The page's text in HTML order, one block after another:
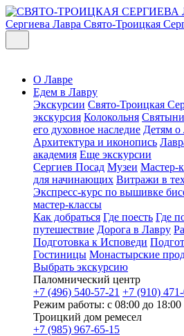
Сергиева Лавра Свято-Троицкая
О Лавре
Едем в Лавру
Экскурсии Свято-Троицкая
экскурсия Колокольня Святыни
его духовное наследие Детям о
Архитектура и иконопись
академия Еще экскурсии
Сергиев Посад Музеи Мастер-
для начинающих Витражи в
Экспресс-курс по вышивке
мастер-классы
Как добраться Где поесть Где
путешествие Дорога в Лавру
Подготовка к Исповеди
Гостиницы Монастырские
Выбрать экскурсию
Паломнический центр
+7 (496) 540-57-21 +7 (910)
Режим работы: с 08:00 до 18:00
Троицкий дом ремесел
+7 (985) 967-65-15